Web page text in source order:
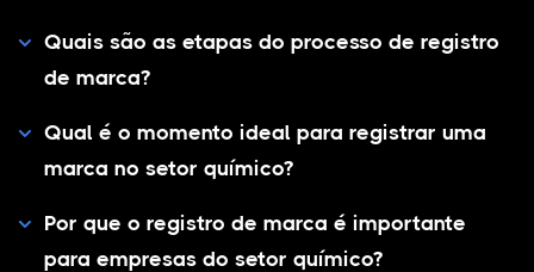
Quais são as etapas do processo de registro
de marca?
Qual é o momento ideal para registrar uma
marca no setor químico?
Por que o registro de marca é importante
para empresas do setor químico?